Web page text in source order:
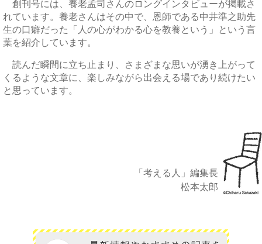
創刊号には、養老孟司さんのロングインタビューが掲載さ
れています。養老さんはその中で、恩師である中井準之助先
生の口癖だった「人の心がわかる心を教養という」という言
葉を紹介しています。
読んだ瞬間に立ち止まり、さまざまな思いが湧き上がって
くるような文章に、楽しみながら出会える場であり続けたい
と思っています。
「考える人」編集長
松本太郎